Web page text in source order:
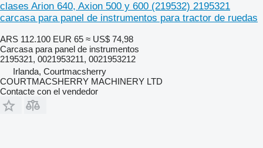
clases Arion 640, Axion 500 y 600 (219532) 2195321
carcasa para panel de instrumentos para tractor de ruedas
ARS 112.100 EUR 65 ≈ US$ 74,98
Carcasa para panel de instrumentos
2195321, 0021953211, 0021953212
Irlanda, Courtmacsherry
COURTMACSHERRY MACHINERY LTD
Contacte con el vendedor